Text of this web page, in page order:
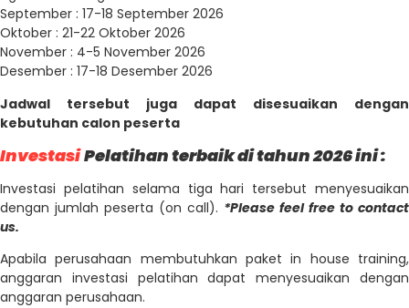
September : 17-18 September 2026
Oktober : 21-22 Oktober 2026
November : 4-5 November 2026
Desember : 17-18 Desember 2026
Jadwal tersebut juga dapat disesuaikan dengan
kebutuhan calon peserta
InvestasiPelatihan terbaik di tahun 2026 ini :
Investasi pelatihan selama tiga hari tersebut menyesuaikan
dengan jumlah peserta (on call). *Please feel free to contact
us.
Apabila perusahaan membutuhkan paket in house training,
anggaran investasi pelatihan dapat menyesuaikan dengan
anggaran perusahaan.